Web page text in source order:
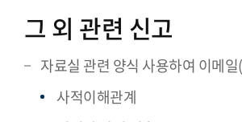
그 외 관련 신고
자료실 관련 양식 사용하여 이메일(
사적이해관계